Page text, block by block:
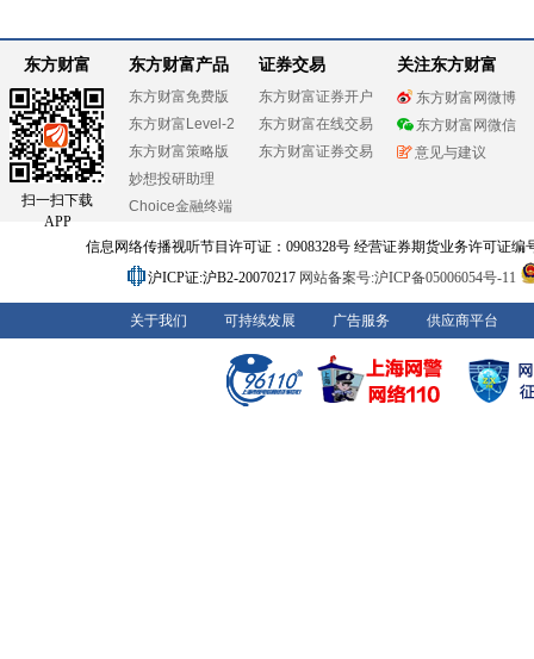
东方财富
扫一扫下载
APP
东方财富产品
东方财富免费版
东方财富Level-2
东方财富策略版
妙想投研助理
Choice金融终端
证券交易
东方财富证券开户
东方财富在线交易
东方财富证券交易
关注东方财富
东方财富网微博
东方财富网微信
意见与建议
信息网络传播视听节目许可证：0908328号 经营证券期货业务许可证编
沪ICP证:沪B2-20070217 网站备案号:沪ICP备05006054号-11
关于我们 可持续发展 广告服务 供应商平台